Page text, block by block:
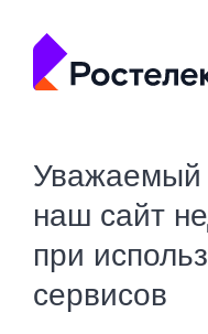
Уважаемый
наш сайт
при
сервисов